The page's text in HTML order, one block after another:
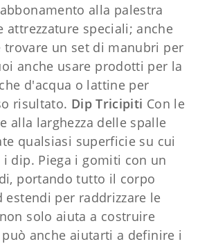
alla palestra
attrezzature speciali; anche
un set di manubri per
anche usare prodotti per la
d'acqua o lattine per
risultato. Dip Tricipiti Con le
alla larghezza delle spalle
qualsiasi superficie su cui
i dip. Piega i gomiti con un
portando tutto il corpo
estendi per raddrizzare le
solo aiuta a costruire
anche aiutarti a definire i